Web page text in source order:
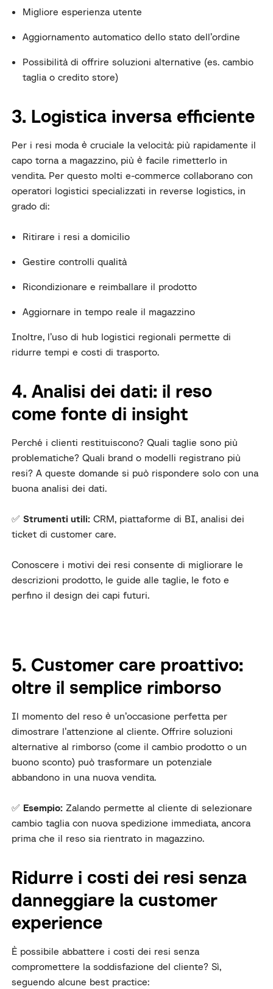
Migliore esperienza utente
Aggiornamento automatico dello stato dell’ordine
Possibilità di offrire soluzioni alternative (es. cambio
taglia o credito store)
3. Logistica inversa efficiente
Per i resi moda è cruciale la velocità: più rapidamente il
capo torna a magazzino, più è facile rimetterlo in
vendita. Per questo molti e-commerce collaborano con
operatori logistici specializzati in reverse logistics, in
grado di:
Ritirare i resi a domicilio
Gestire controlli qualità
Ricondizionare e reimballare il prodotto
Aggiornare in tempo reale il magazzino
Inoltre, l’uso di hub logistici regionali permette di
ridurre tempi e costi di trasporto.
4. Analisi dei dati: il reso
come fonte di insight
Perché i clienti restituiscono? Quali taglie sono più
problematiche? Quali brand o modelli registrano più
resi? A queste domande si può rispondere solo con una
buona analisi dei dati.
✅Strumenti utili: CRM, piattaforme di BI, analisi dei
ticket di customer care.
Conoscere i motivi dei resi consente di migliorare le
descrizioni prodotto, le guide alle taglie, le foto e
perfino il design dei capi futuri.
5. Customer care proattivo:
oltre il semplice rimborso
Il momento del reso è un’occasione perfetta per
dimostrare l’attenzione al cliente. Offrire soluzioni
alternative al rimborso (come il cambio prodotto o un
buono sconto) può trasformare un potenziale
abbandono in una nuova vendita.
✅ Esempio: Zalando permette al cliente di selezionare
cambio taglia con nuova spedizione immediata, ancora
prima che il reso sia rientrato in magazzino.
Ridurre i costi dei resi senza
danneggiare la customer
experience
È possibile abbattere i costi dei resi senza
compromettere la soddisfazione del cliente? Sì,
seguendo alcune best practice: